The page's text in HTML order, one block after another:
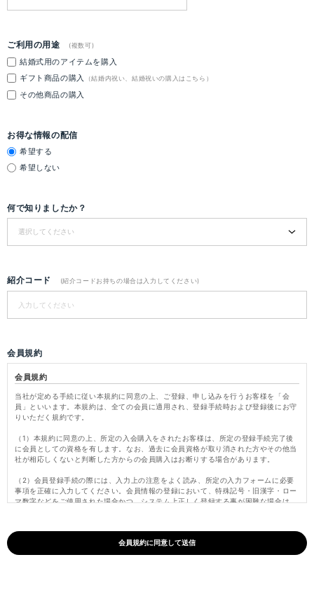
ご利用の用途 (複数可)
結婚式用のアイテムを購入
ギフト商品の購入
（結婚内祝い、結婚祝いの購入はこちら）
その他商品の購入
お得な情報の配信
希望する
希望しない
何で知りましたか？
紹介コード (紹介コードお持ちの場合は入力してください)
会員規約
会員規約
当社が定める手続に従い本規約に同意の上、ご登録、申し込みを行うお客様を「会
員」といいます。本規約は、全ての会員に適用され、登録手続時および登録後にお守
りいただく規約です。
（1）本規約に同意の上、所定の入会購入をされたお客様は、所定の登録手続完了後
に会員としての資格を有します。なお、過去に会員資格が取り消された方やその他当
社が相応しくないと判断した方からの会員購入はお断りする場合があります。
（2）会員登録手続の際には、入力上の注意をよく読み、所定の入力フォームに必要
事項を正確に入力してください。会員情報の登録において、特殊記号・旧漢字・ロー
マ数字などをご使用された場合かつ、システム上正しく登録する事が困難な場合は、
（3）パスワードは会員本人のみが利用できるものとし、第三者に譲渡・貸与できな
いものとします。また、他人に知られることがないよう定期的に変更する等、会員本
人が責任をもって管理してください。パスワードを用いて当社に対して行われた意思